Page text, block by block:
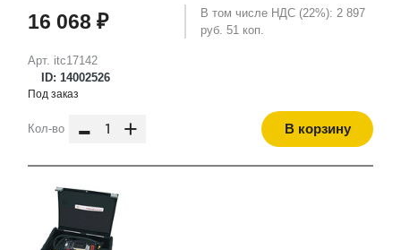
Арт. itc17142
ID: 14002526
16 068 ₽
В том числе НДС (22%): 2 897
руб. 51 коп.
Под заказ
Кол-во - + В корзину